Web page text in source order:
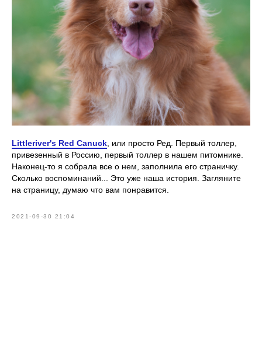
Littleriver's Red Canuck , или просто Ред. Первый толлер,
привезенный в Россию, первый толлер в нашем питомнике.
Наконец-то я собрала все о нем, заполнила его страничку.
Сколько воспоминаний... Это уже наша история. Загляните
на страницу, думаю что вам понравится.
2021-09-30 21:04